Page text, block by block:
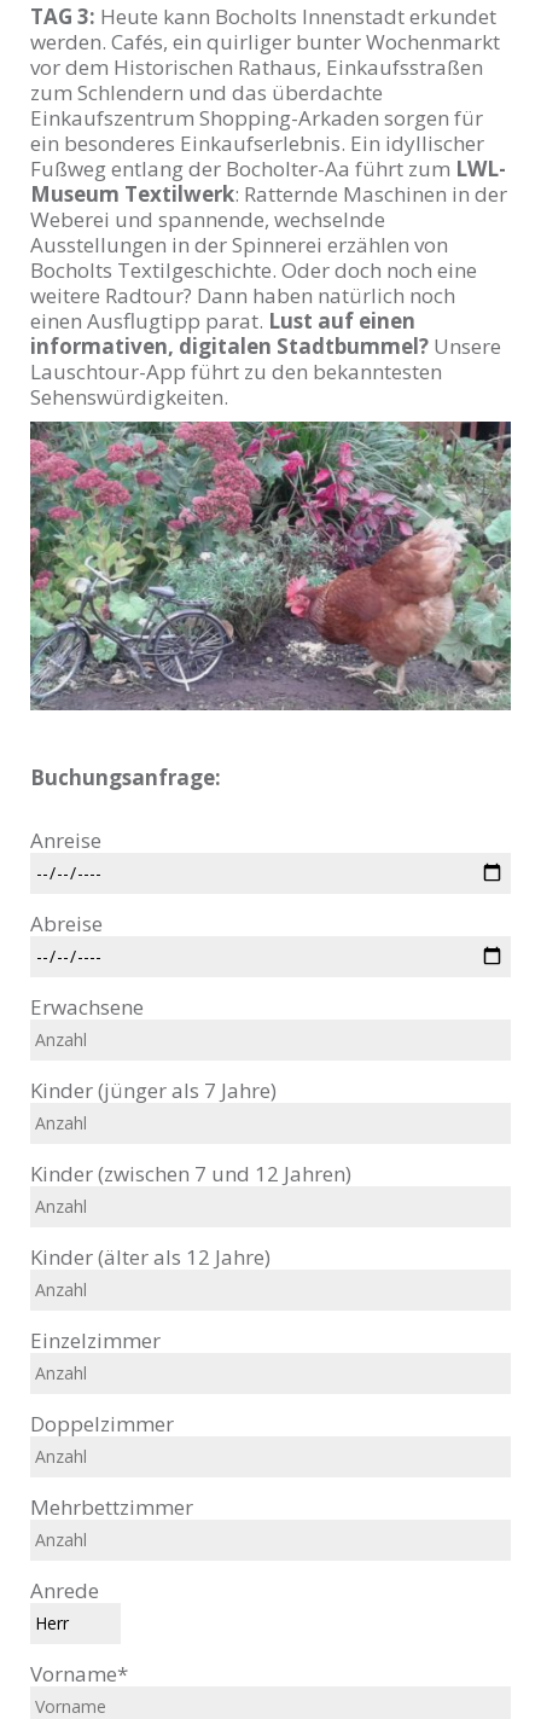
TAG 3: Heute kann Bocholts Innenstadt erkundet
werden. Cafés, ein quirliger bunter Wochenmarkt
vor dem Historischen Rathaus, Einkaufsstraßen
zum Schlendern und das überdachte
Einkaufszentrum Shopping-Arkaden sorgen für
ein besonderes Einkaufserlebnis. Ein idyllischer
Fußweg entlang der Bocholter-Aa führt zum LWL-
Museum Textilwerk: Ratternde Maschinen in der
Weberei und spannende, wechselnde
Ausstellungen in der Spinnerei erzählen von
Bocholts Textilgeschichte. Oder doch noch eine
weitere Radtour? Dann haben natürlich noch
einen Ausflugtipp parat. Lust auf einen
informativen, digitalen Stadtbummel? Unsere
Lauschtour-App führt zu den bekanntesten
Sehenswürdigkeiten.
Buchungsanfrage:
Anreise
Abreise
Erwachsene
Kinder (jünger als 7 Jahre)
Kinder (zwischen 7 und 12 Jahren)
Kinder (älter als 12 Jahre)
Einzelzimmer
Doppelzimmer
Mehrbettzimmer
Anrede
Vorname*